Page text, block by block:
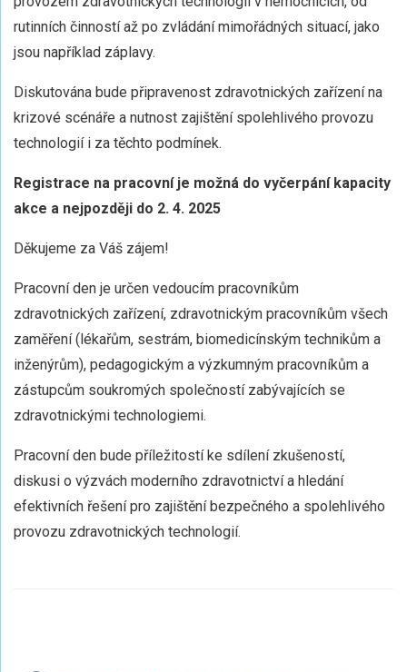
rutinních činností až po zvládání mimořádných situací, jako
jsou například záplavy.
Diskutována bude připravenost zdravotnických zařízení na
krizové scénáře a nutnost zajištění spolehlivého provozu
technologií i za těchto podmínek.
Registrace na pracovní je možná do vyčerpání kapacity
akce a nejpozději do 2. 4. 2025
Děkujeme za Váš zájem!
Pracovní den je určen vedoucím pracovníkům
zdravotnických zařízení, zdravotnickým pracovníkům všech
zaměření (lékařům, sestrám, biomedicínským technikům a
inženýrům), pedagogickým a výzkumným pracovníkům a
zástupcům soukromých společností zabývajících se
zdravotnickými technologiemi.
Pracovní den bude příležitostí ke sdílení zkušeností,
diskusi o výzvách moderního zdravotnictví a hledání
efektivních řešení pro zajištění bezpečného a spolehlivého
provozu zdravotnických technologií.